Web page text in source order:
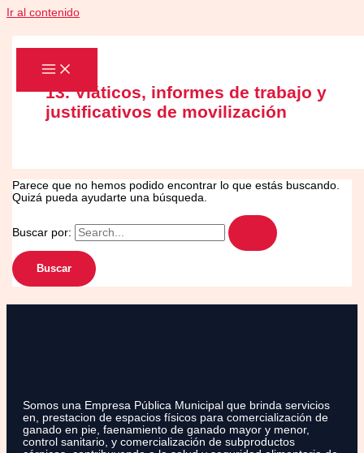
Ir al contenido
13. Viáticos, informes de trabajo y
justificativos de movilización
Parece que no hemos podido encontrar lo que estás buscando.
Quizá pueda ayudarte una búsqueda.
Buscar por:
Somos una Empresa Pública Municipal que brinda servicios
en, prestacion de espacios físicos para comercialización de
ganado en pie, faenamiento de ganado mayor y menor,
control sanitario, y comercialización de subproductos